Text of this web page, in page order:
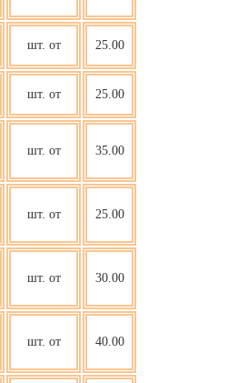
шт. от 25.00
шт. от 25.00
шт. от 35.00
шт. от 25.00
шт. от 30.00
шт. от 40.00